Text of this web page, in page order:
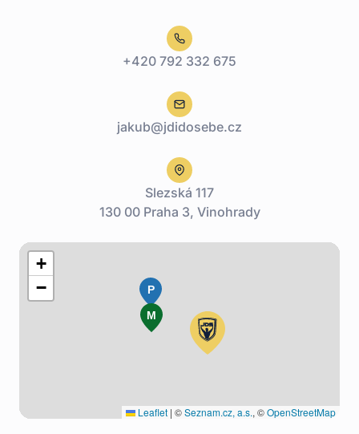
+420 792 332 675
jakub@jdidosebe.cz
Slezská 117
130 00 Praha 3, Vinohrady
M
P
+
−
Leaflet | ©Seznam.cz, a.s., ©OpenStreetMap